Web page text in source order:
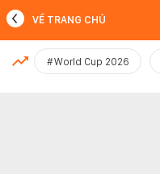
MỚI NHẤT
VỀ TRANG CHỦ
#World Cup 2026